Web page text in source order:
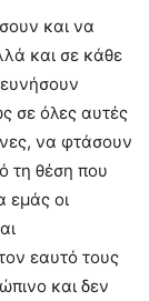
και να
και σε κάθε
σε όλες αυτές
να φτάσουν
τη θέση που
εμάς οι
εαυτό τους
και δεν